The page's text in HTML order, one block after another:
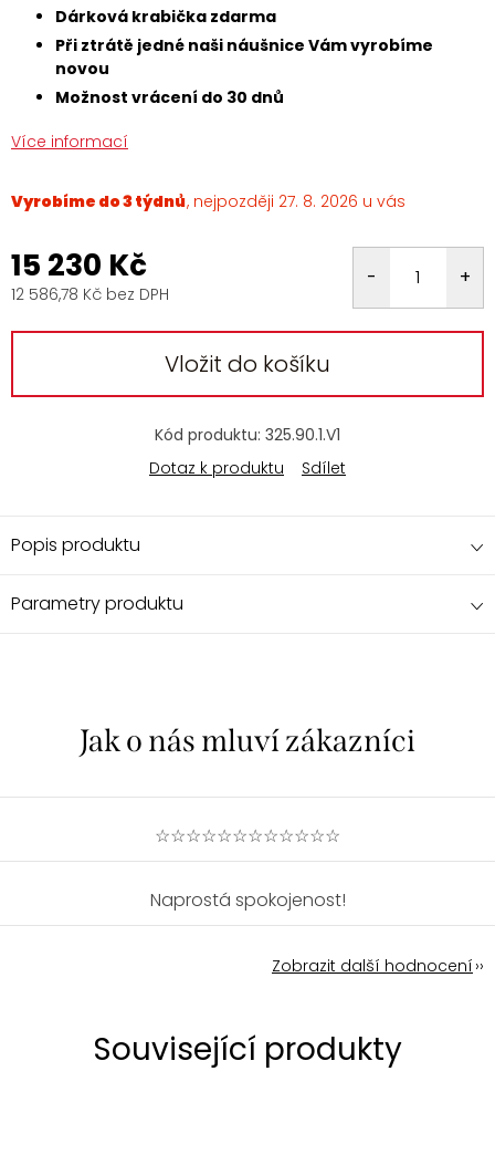
Dárková krabička zdarma
Při ztrátě jedné naši náušnice Vám vyrobíme
novou
Možnost vrácení do 30 dnů
Více informací
Vyrobíme do 3 týdnů 27. 8. 2026
15 230 Kč
12 586,78 Kč bez DPH
cena:
Vložit do košíku
Kód produktu: 325.90.1.V1
Dotaz k produktu
Sdílet
Popis produktu
Parametry produktu
☆☆☆☆☆☆☆☆☆☆☆☆
Naprostá spokojenost!
Zobrazit další hodnocení
Související produkty